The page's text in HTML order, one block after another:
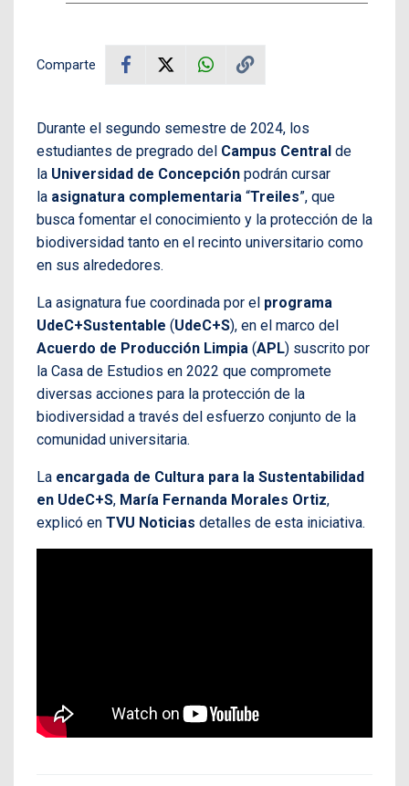
Comparte
Durante el segundo semestre de 2024, los
estudiantes de pregrado del Campus Central de
la Universidad de Concepción podrán cursar
la asignatura complementaria “Treiles”, que
busca fomentar el conocimiento y la protección de la
biodiversidad tanto en el recinto universitario como
en sus alrededores.
La asignatura fue coordinada por el programa
UdeC+Sustentable (UdeC+S), en el marco del
Acuerdo de Producción Limpia (APL) suscrito por
la Casa de Estudios en 2022 que compromete
diversas acciones para la protección de la
biodiversidad a través del esfuerzo conjunto de la
comunidad universitaria.
La encargada de Cultura para la Sustentabilidad
en UdeC+S, María Fernanda Morales Ortiz,
explicó en TVU Noticias detalles de esta iniciativa.